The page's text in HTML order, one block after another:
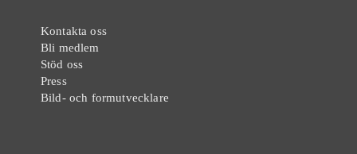
Kontakta oss
Bli medlem
Stöd oss
Press
Bild- och formutvecklare